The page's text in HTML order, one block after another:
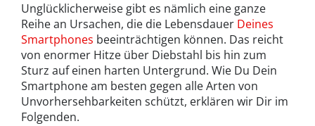
Unglücklicherweise gibt es nämlich eine ganze
Reihe an Ursachen, die die Lebensdauer Deines
Smartphones beeinträchtigen können. Das reicht
von enormer Hitze über Diebstahl bis hin zum
Sturz auf einen harten Untergrund. Wie Du Dein
Smartphone am besten gegen alle Arten von
Unvorhersehbarkeiten schützt, erklären wir Dir im
Folgenden.